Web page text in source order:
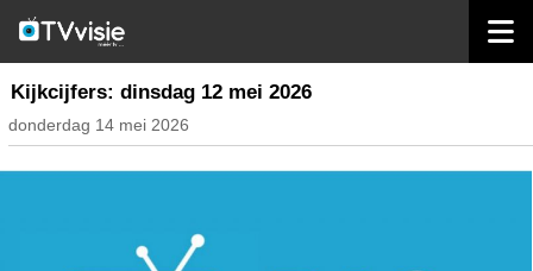
nieuws belgië
Kijkcijfers: dinsdag 12 mei 2026
donderdag 14 mei 2026